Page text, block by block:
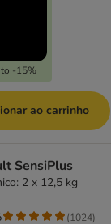
-15%
ao carrinho
SensiPlus
2 x 12,5 kg
(1024)